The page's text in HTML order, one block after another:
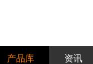
产品库 资讯